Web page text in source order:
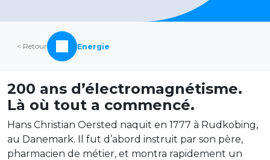
< Retour Energie
200 ans d’électromagnétisme.
Là où tout a commencé.
Hans Christian Oersted naquit en 1777 à Rudkobing,
au Danemark. Il fut d’abord instruit par son père,
pharmacien de métier, et montra rapidement un